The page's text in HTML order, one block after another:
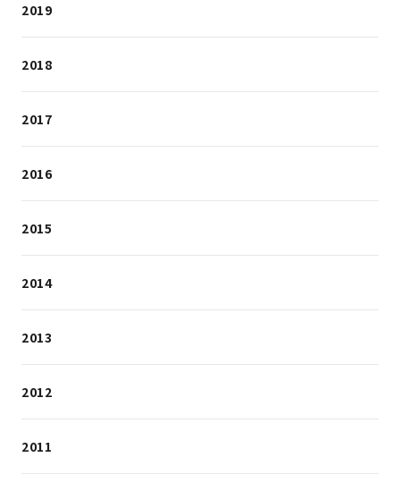
2019
2018
2017
2016
2015
2014
2013
2012
2011